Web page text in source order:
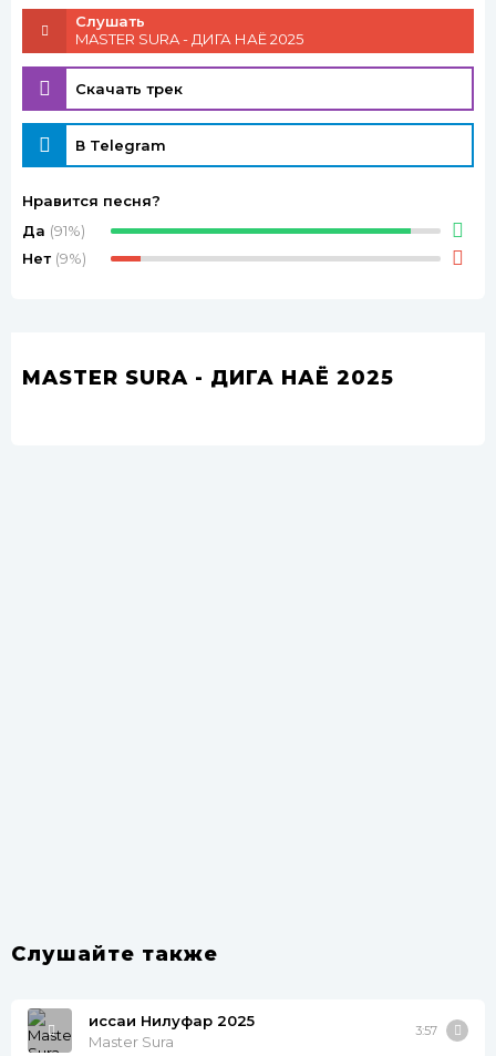
Слушать
MASTER SURA - ДИГА НАЁ 2025
Скачать трек
В Telegram
Нравится песня?
Да (91%)
Нет (9%)
MASTER SURA - ДИГА НАЁ 2025
Слушайте также
Қиссаи Нилуфар 2025
Master Sura
3:57